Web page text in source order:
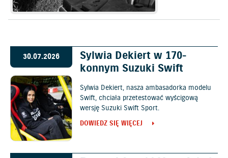
30.07.2026
Sylwia Dekiert w 170-
konnym Suzuki Swift
Sylwia Dekiert, nasza ambasadorka modelu
Swift, chciała przetestować wyścigową
wersję Suzuki Swift Sport.
DOWIEDZ SIĘ WIĘCEJ